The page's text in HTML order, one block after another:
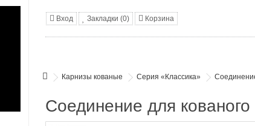
Вход Закладки (0) Корзина
Карнизы кованые Серия «Классика»
Соединение для